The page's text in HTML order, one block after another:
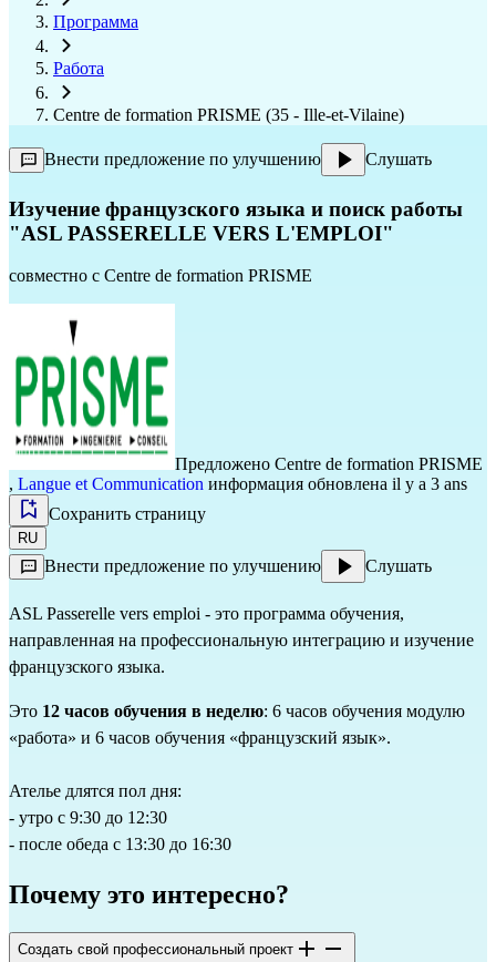
Программа
Работа
Centre de formation PRISME (35 - Ille-et-Vilaine)
Внести предложение по улучшению Слушать
Изучение французского языка и поиск работы
"ASL PASSERELLE VERS L'EMPLOI"
совместно с Centre de formation PRISME
Предложено Centre de formation PRISME
, Langue et Communication информация обновлена il y a 3 ans
Сохранить страницу
RU
Внести предложение по улучшению Слушать
ASL Passerelle vers emploi - это программа обучения,
направленная на профессиональную интеграцию и изучение
французского языка.
Это 12 часов обучения в неделю: 6 часов обучения модулю
«работа» и 6 часов обучения «французский язык».
Ателье длятся пол дня:
- утро с 9:30 до 12:30
- после обеда с 13:30 до 16:30
Почему это интересно?
Создать свой профессиональный проект